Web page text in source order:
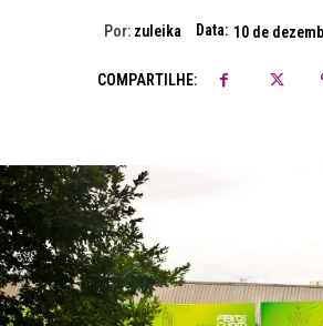
Por: zuleika Data: 10 de
COMPARTILHE: